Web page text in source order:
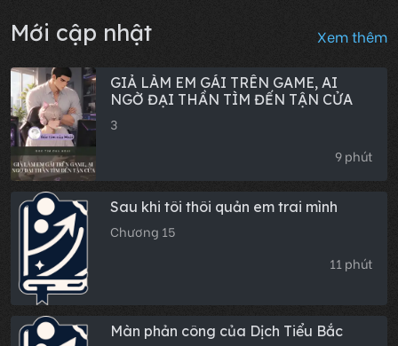
Mới cập nhật Xem thêm
GIẢ LÀM EM GÁI TRÊN GAME, AI
NGỜ ĐẠI THẦN TÌM ĐẾN TẬN CỬA
3
9 phút
Sau khi tôi thôi quản em trai mình
Chương 15
11 phút
Màn phản công của Dịch Tiểu Bắc